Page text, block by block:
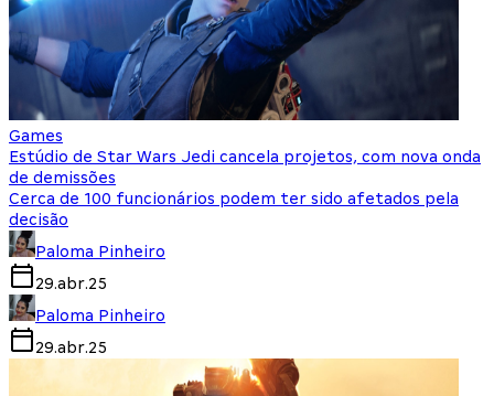
Games
Estúdio de Star Wars Jedi cancela projetos, com nova onda
de demissões
Cerca de 100 funcionários podem ter sido afetados pela
decisão
Paloma Pinheiro
29.abr.25
Paloma Pinheiro
29.abr.25